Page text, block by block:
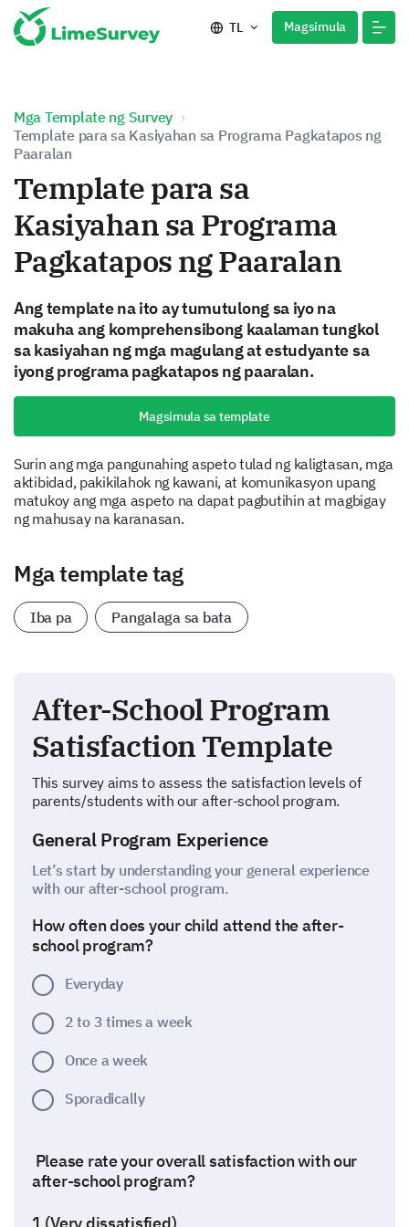
TL Magsimula
Mga Template ng Survey
Template para sa Kasiyahan sa Programa Pagkatapos ng
Paaralan
Template para sa
Kasiyahan sa Programa
Pagkatapos ng Paaralan
Ang template na ito ay tumutulong sa iyo na
makuha ang komprehensibong kaalaman tungkol
sa kasiyahan ng mga magulang at estudyante sa
iyong programa pagkatapos ng paaralan.
Magsimula sa template
Surin ang mga pangunahing aspeto tulad ng kaligtasan, mga
aktibidad, pakikilahok ng kawani, at komunikasyon upang
matukoy ang mga aspeto na dapat pagbutihin at magbigay
ng mahusay na karanasan.
Mga template tag
Iba pa Pangalaga sa bata
After-School Program
Satisfaction Template
This survey aims to assess the satisfaction levels of
parents/students with our after-school program.
General Program Experience
Let’s start by understanding your general experience
with our after-school program.
How often does your child attend the after-
school program?
Everyday
2 to 3 times a week
Once a week
Sporadically
Please rate your overall satisfaction with our
after-school program?